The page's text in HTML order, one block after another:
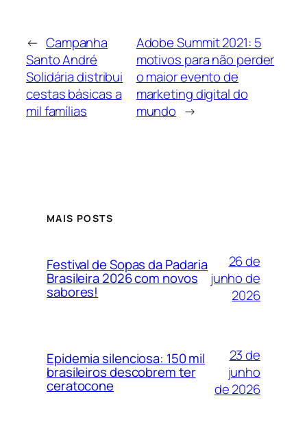
← Campanha
Santo André
Solidária distribui
cestas básicas a
mil famílias
Adobe Summit 2021: 5
motivos para não perder
o maior evento de
marketing digital do
mundo →
MAIS POSTS
Festival de Sopas da Padaria
Brasileira 2026 com novos
sabores!
26 de
junho de
2026
Epidemia silenciosa: 150 mil
brasileiros descobrem ter
ceratocone
23 de
junho
de 2026